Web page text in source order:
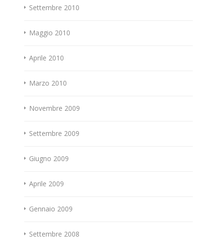
Settembre 2010
Maggio 2010
Aprile 2010
Marzo 2010
Novembre 2009
Settembre 2009
Giugno 2009
Aprile 2009
Gennaio 2009
Settembre 2008